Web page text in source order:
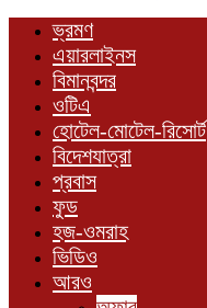
ভ্রমণ
এয়ারলাইনস
বিমানবন্দর
ওটিএ
হোটেল-মোটেল-রিসোর্ট
বিদেশযাত্রা
প্রবাস
ফুড
হজ-ওমরাহ
ভিডিও
আরও